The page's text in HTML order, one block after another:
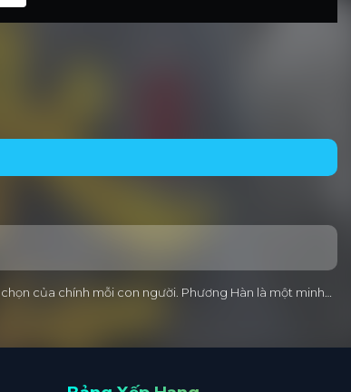
của chính mỗi con người. Phương Hàn là một minh…